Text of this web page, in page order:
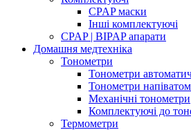
CPAP маски
Інші комплектуючі
CPAP | BIPAP апарати
Домашня медтехніка
Тонометри
Тонометри
Тонометри
Механічні тонометри
Комплектуючі до
Термометри